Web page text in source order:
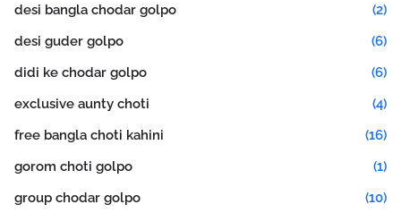
desi bangla chodar golpo
(2)
desi guder golpo
(6)
didi ke chodar golpo
(6)
exclusive aunty choti
(4)
free bangla choti kahini
(16)
gorom choti golpo
(1)
group chodar golpo
(10)